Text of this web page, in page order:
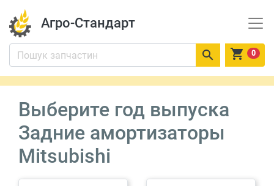
Агро-Стандарт
  0
Выберите год выпуска
Задние амортизаторы
Mitsubishi